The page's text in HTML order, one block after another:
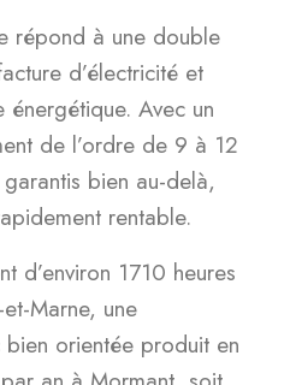
répond à une double
d’électricité et
Avec un
de l’ordre de 9 à 12
bien au-delà,
rentable.
d’environ 1710 heures
Marne, une
orientée produit en